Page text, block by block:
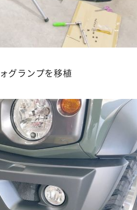
グランプを移植